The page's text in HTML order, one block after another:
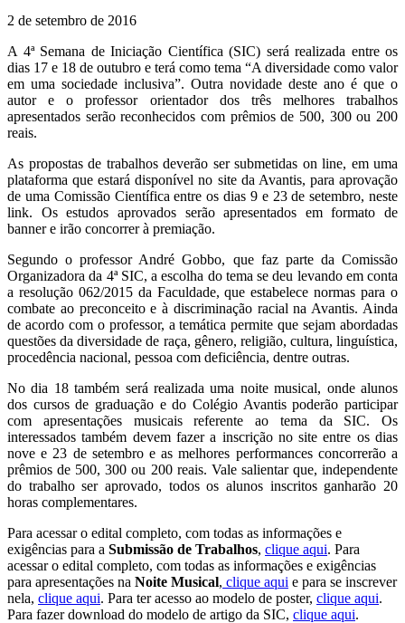
2 de setembro de 2016
A 4ª Semana de Iniciação Científica (SIC) será realizada entre os
dias 17 e 18 de outubro e terá como tema “A diversidade como valor
em uma sociedade inclusiva”. Outra novidade deste ano é que o
autor e o professor orientador dos três melhores trabalhos
apresentados serão reconhecidos com prêmios de 500, 300 ou 200
reais.
As propostas de trabalhos deverão ser submetidas on line, em uma
plataforma que estará disponível no site da Avantis, para aprovação
de uma Comissão Científica entre os dias 9 e 23 de setembro, neste
link. Os estudos aprovados serão apresentados em formato de
banner e irão concorrer à premiação.
Segundo o professor André Gobbo, que faz parte da Comissão
Organizadora da 4ª SIC, a escolha do tema se deu levando em conta
a resolução 062/2015 da Faculdade, que estabelece normas para o
combate ao preconceito e à discriminação racial na Avantis. Ainda
de acordo com o professor, a temática permite que sejam abordadas
questões da diversidade de raça, gênero, religião, cultura, linguística,
procedência nacional, pessoa com deficiência, dentre outras.
No dia 18 também será realizada uma noite musical, onde alunos
dos cursos de graduação e do Colégio Avantis poderão participar
com apresentações musicais referente ao tema da SIC. Os
interessados também devem fazer a inscrição no site entre os dias
nove e 23 de setembro e as melhores performances concorrerão a
prêmios de 500, 300 ou 200 reais. Vale salientar que, independente
do trabalho ser aprovado, todos os alunos inscritos ganharão 20
horas complementares.
Para acessar o edital completo, com todas as informações e
exigências para a Submissão de Trabalhos, clique aqui. Para
acessar o edital completo, com todas as informações e exigências
para apresentações na Noite Musical, clique aqui e para se inscrever
nela, clique aqui. Para ter acesso ao modelo de poster, clique aqui.
Para fazer download do modelo de artigo da SIC, clique aqui.